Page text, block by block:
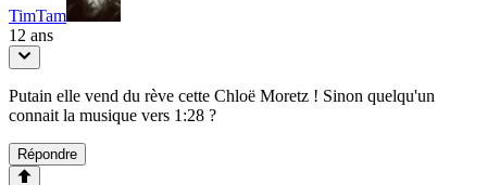
TimTam
12 ans
Putain elle vend du rève cette Chloë Moretz ! Sinon quelqu'un
connait la musique vers 1:28 ?
Répondre